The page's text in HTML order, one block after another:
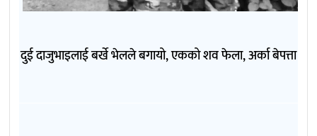
दुई दाजुभाइलाई बर्खे भेलले बगायो, एकको शव फेला, अर्का बेपत्ता